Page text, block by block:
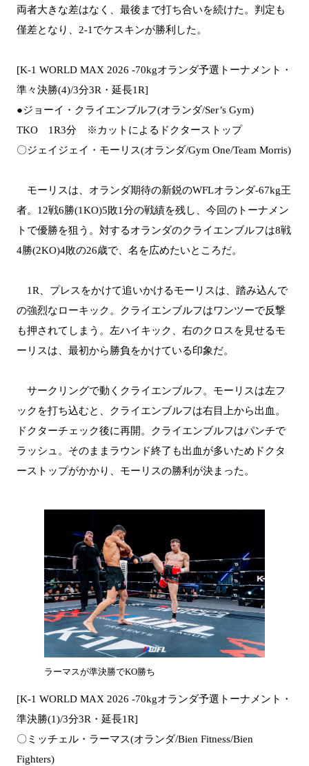
両者大きな差はなく、最後まで打ち合いを続けた。判定も
僅差となり、2-1でケスキンが勝利した。
[K-1 WORLD MAX 2026 -70kgオランダ予選トーナメント・
準々決勝(4)/3分3R・延長1R]
●ジョーイ・クライエンブルフ(オランダ/Ser’s Gym)
TKO 1R3分 ※カットによるドクターストップ
〇ジェイジェイ・モーリス(オランダ/Gym One/Team Morris)
モーリスは、オランダ期待の新鋭のWFLオランダ-67kg王
者。12戦6勝(1KO)5敗1分の戦績を残し、今回のトーナメン
トで優勝を狙う。対するオランダのクライエンブルフは8戦
4勝(2KO)4敗の26歳で、名を広めたいところだ。
1R、プレスをかけて追いかけるモーリスは、踏み込んで
の強烈なローキック。クライエンブルフはワンツーで反撃
も押されてしまう。左ハイキック、右のクロスを見せるモ
ーリスは、最初から勝負をかけている印象だ。
サークリングで動くクライエンブルフ。モーリスは左フ
ックを打ち込むと、クライエンブルフは右目上から出血。
ドクターチェック後に再開。クライエンブルフはパンチで
ラッシュ。そのままラウンド終了も出血が多いためドクタ
ーストップがかかり、モーリスの勝利が決まった。
ラーマスが準決勝でKO勝ち
[K-1 WORLD MAX 2026 -70kgオランダ予選トーナメント・
準決勝(1)/3分3R・延長1R]
〇ミッチェル・ラーマス(オランダ/Bien Fitness/Bien
Fighters)